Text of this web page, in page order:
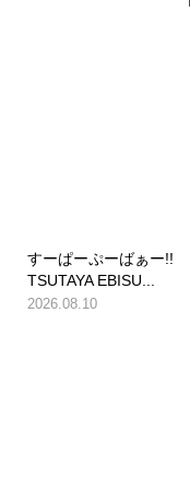
すーぱーぷーばぁー!!
TSUTAYA EBISU...
2026.08.10